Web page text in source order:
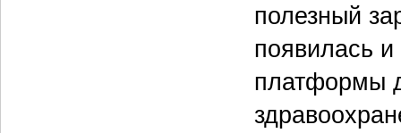
полезный
появилась и
платформы